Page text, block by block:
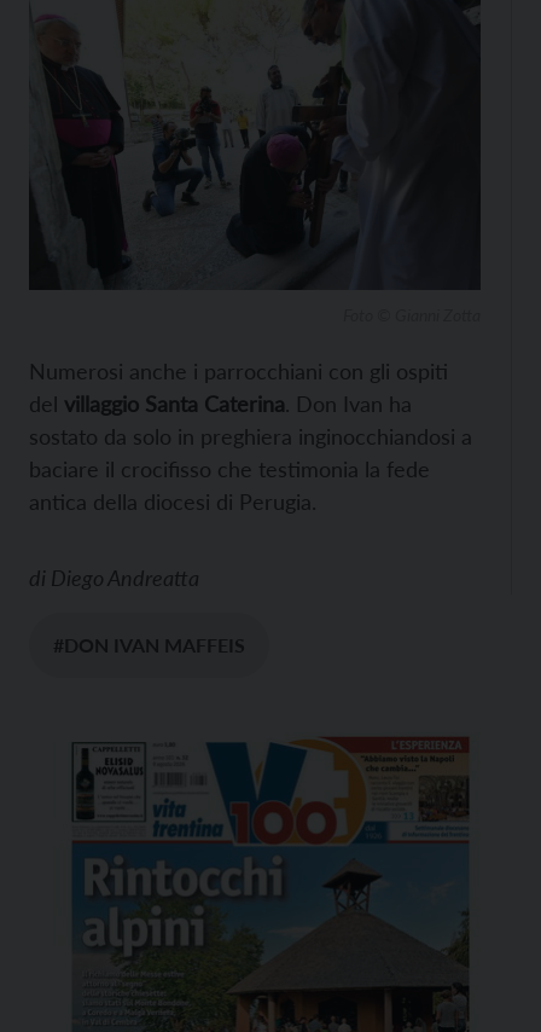
Numerosi anche i parrocchiani con gli ospiti
del villaggio Santa Caterina. Don Ivan ha
sostato da solo in preghiera inginocchiandosi a
baciare il crocifisso che testimonia la fede
antica della diocesi di Perugia.
di Diego Andreatta
#DON IVAN MAFFEIS